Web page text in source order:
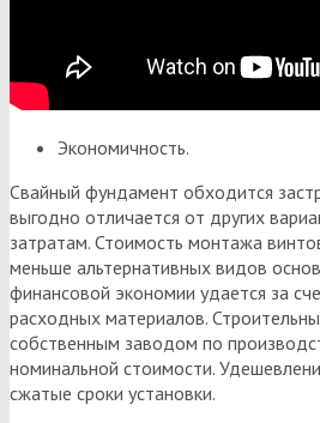
Экономичность.
Свайный фундамент обходится
выгодно отличается от других
затратам. Стоимость монтажа
меньше альтернативных видов
финансовой экономии удается за
расходных материалов.
собственным заводом по
номинальной стоимости.
сжатые сроки установки.